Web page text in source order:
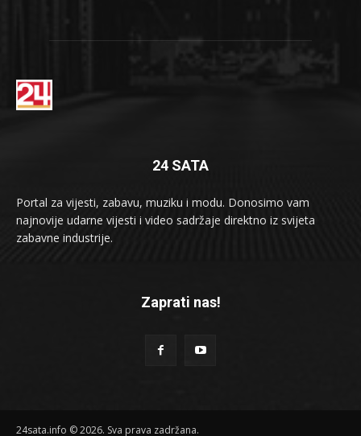
24 SATA
Portal za vijesti, zabavu, muziku i modu. Donosimo vam
najnovije udarne vijesti i video sadržaje direktno iz svijeta
zabavne industrije.
Zaprati nas!
24sata.info © 2026. Sva prava zadržana.